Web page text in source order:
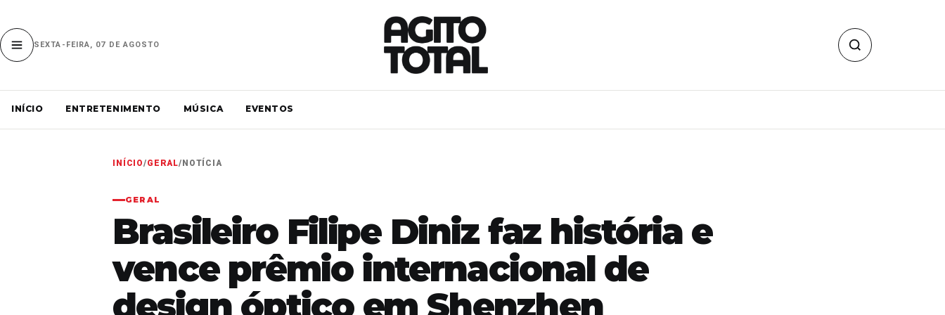
SEXTA-FEIRA, 07 DE AGOSTO
INÍCIO ENTRETENIMENTO MÚSICA EVENTOS
INÍCIO/GERAL/ NOTÍCIA
GERAL
Brasileiro Filipe Diniz faz história e
vence prêmio internacional de
design óptico em Shenzhen